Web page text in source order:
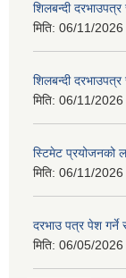
शिलबन्दी
मिति: 06/11/2026
शिलबन्दी
मिति: 06/11/
स्टिमेट प्रयोजनको
मिति: 06/11/2026
दरभाउ पत्र पेश गर्ने
मिति: 06/05/2026